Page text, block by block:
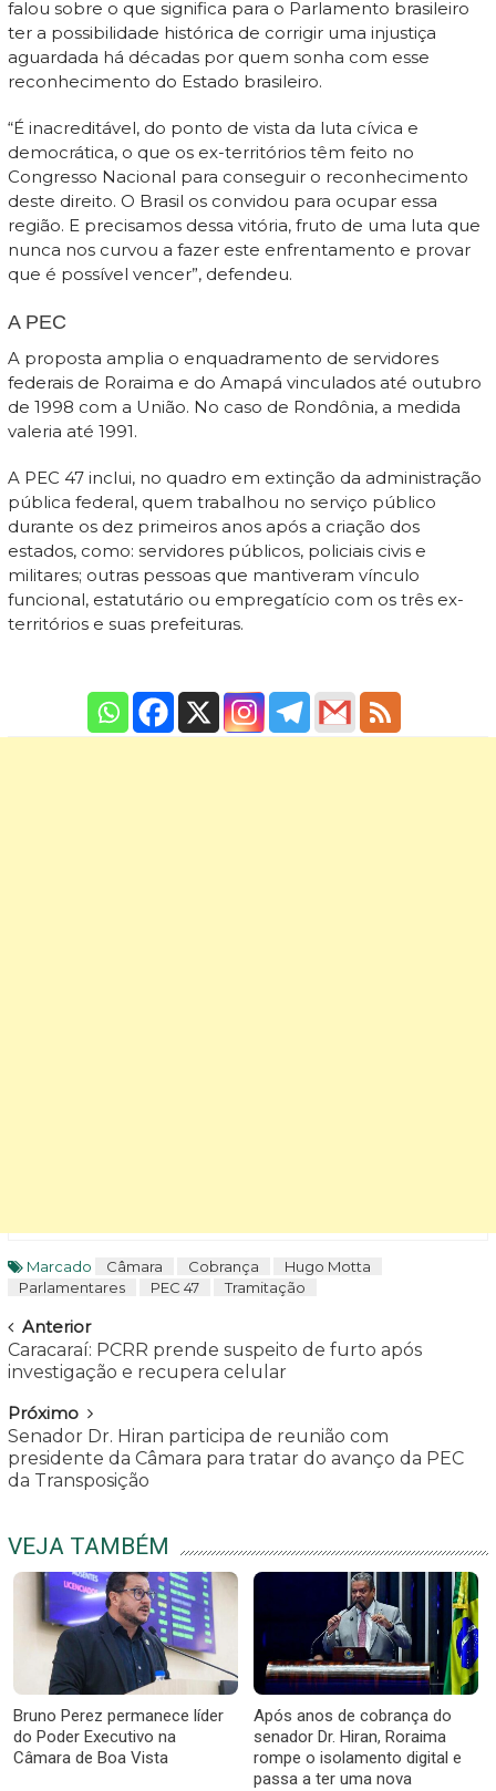
falou sobre o que significa para o Parlamento brasileiro
ter a possibilidade histórica de corrigir uma injustiça
aguardada há décadas por quem sonha com esse
reconhecimento do Estado brasileiro.
“É inacreditável, do ponto de vista da luta cívica e
democrática, o que os ex-territórios têm feito no
Congresso Nacional para conseguir o reconhecimento
deste direito. O Brasil os convidou para ocupar essa
região. E precisamos dessa vitória, fruto de uma luta que
nunca nos curvou a fazer este enfrentamento e provar
que é possível vencer”, defendeu.
A PEC
A proposta amplia o enquadramento de servidores
federais de Roraima e do Amapá vinculados até outubro
de 1998 com a União. No caso de Rondônia, a medida
valeria até 1991.
A PEC 47 inclui, no quadro em extinção da administração
pública federal, quem trabalhou no serviço público
durante os dez primeiros anos após a criação dos
estados, como: servidores públicos, policiais civis e
militares; outras pessoas que mantiveram vínculo
funcional, estatutário ou empregatício com os três ex-
territórios e suas prefeituras.
Marcado Câmara Cobrança
Hugo Motta
Parlamentares
PEC 47 Tramitação
Navegar
Anterior
Caracaraí: PCRR prende suspeito de furto após
investigação e recupera celular
Próximo
Senador Dr. Hiran participa de reunião com
presidente da Câmara para tratar do avanço da PEC
da Transposição
VEJA TAMBÉM
Bruno Perez permanece líder
do Poder Executivo na
Câmara de Boa Vista
Após anos de cobrança do
senador Dr. Hiran, Roraima
rompe o isolamento digital e
passa a ter uma nova